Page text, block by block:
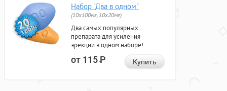
Набор "Два в одном"
(10x100мг, 10x20мг)
Два самых популярных
препарата для усиления
эрекции в одном наборе!
от 115Р Купить